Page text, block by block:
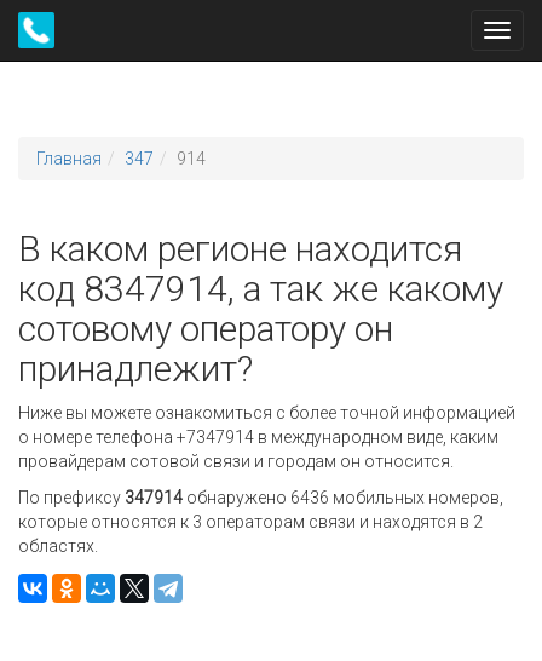
Главная 347 914
В каком регионе находится
код 8347914, а так же какому
сотовому оператору он
принадлежит?
Ниже вы можете ознакомиться с более точной информацией
о номере телефона +7347914 в международном виде, каким
провайдерам сотовой связи и городам он относится.
По префиксу 347914 обнаружено 6436 мобильных номеров,
которые относятся к 3 операторам связи и находятся в 2
областях.